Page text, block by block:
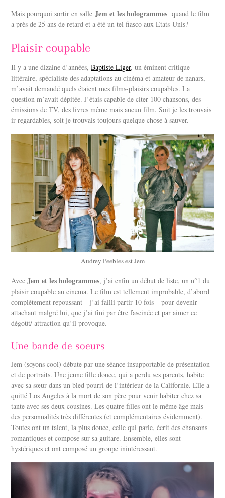
c
e
b
k
n
k
e
I
n
Mais pourquoi sortir en salleJem et les hologrammes quand le film
a près de 25 ans de retard et a été un tel fiasco aux Etats-Unis?
Plaisir coupable
Il y a une dizaine d’années,Baptiste Liger, un éminent critique
littéraire, spécialiste des adaptations au cinéma et amateur de nanars,
m’avait demandé quels étaient mes films-plaisirs coupables. La
question m’avait dépitée. J’étais capable de citer 100 chansons, des
émissions de TV, des livres même mais aucun film. Soit je les trouvais
ir-regardables, soit je trouvais toujours quelque chose à sauver.
Audrey Peebles est Jem
AvecJem et les hologrammes, j’ai enfin un début de liste, un n°1 du
plaisir coupable au cinema. Le film est tellement improbable, d’abord
complètement repoussant – j’ai failli partir 10 fois – pour devenir
attachant malgré lui, que j’ai fini par être fascinée et par aimer ce
dégoût/ attraction qu’il provoque.
Une bande de soeurs
Jem (soyons cool) débute par une séance insupportable de présentation
et de portraits. Une jeune fille douce, qui a perdu ses parents, habite
avec sa sœur dans un bled pourri de l’intérieur de la Californie. Elle a
quitté Los Angeles à la mort de son père pour venir habiter chez sa
tante avec ses deux cousines. Les quatre filles ont le même âge mais
des personnalités très différentes (et complémentaires évidemment).
Toutes ont un talent, la plus douce, celle qui parle, écrit des chansons
romantiques et compose sur sa guitare. Ensemble, elles sont
hystériques et ont composé un groupe inintéressant.